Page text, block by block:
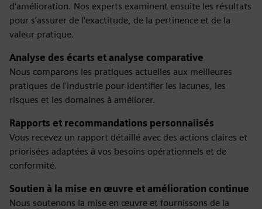
d'amélioration. Nos experts examinent ensuite les résultats
pour s'assurer de l'exactitude, de la pertinence et de la
valeur pratique.
Analyse des écarts et analyse comparative
Nous comparons les pratiques actuelles aux meilleures
pratiques de l'industrie pour identifier les lacunes, les
risques et les domaines à améliorer.
Rapports et recommandations personnalisés
Vous recevez un rapport détaillé avec des actions claires et
priorisées adaptées à vos besoins opérationnels et de
conformité.
Soutien à la mise en œuvre et amélioration continue
Nous soutenons la mise en œuvre et fournissons de la